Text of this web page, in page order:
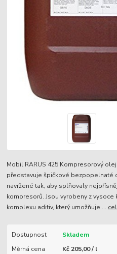
Mobil RARUS 425 Kompresorový
představuje špičkové bezpopelnaté
navržené tak, aby splňovaly
kompresorů. Jsou vyrobeny z
komplexu aditiv, který umožňuje ...
Dostupnost
Skladem
Měrná cena
Kč 205,00 / l